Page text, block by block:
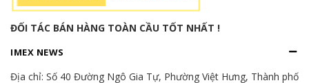
ĐỐI TÁC BÁN HÀNG TOÀN CẦU TỐT NHẤT !
IMEX NEWS
Địa chỉ: Số 40 Đường Ngô Gia Tự, Phường Việt Hưng, Thành phố